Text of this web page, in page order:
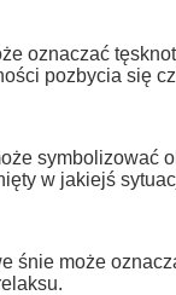
oznaczać
pozbycia się
symbolizować
w jakiejś
śnie może